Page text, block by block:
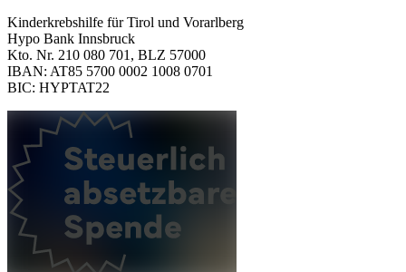
Kinderkrebshilfe für Tirol und Vorarlberg
Hypo Bank Innsbruck
Kto. Nr. 210 080 701, BLZ 57000
IBAN: AT85 5700 0002 1008 0701
BIC: HYPTAT22